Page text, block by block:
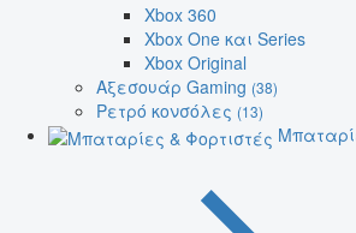
Xbox 360
Xbox One και Series
Xbox Original
Αξεσουάρ Gaming (38)
Ρετρό κονσόλες (13)